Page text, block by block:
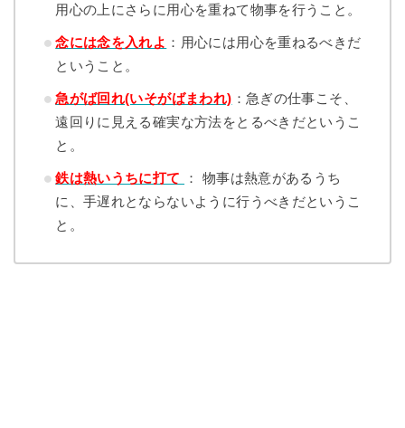
用心の上にさらに用心を重ねて物事を行うこと。
念には念を入れよ ：用心には用心を重ねるべきだ
ということ。
急がば回れ(いそがばまわれ) ：急ぎの仕事こそ、
遠回りに見える確実な方法をとるべきだというこ
と。
鉄は熱いうちに打て
： 物事は熱意があるうち
に、手遅れとならないように行うべきだというこ
と。